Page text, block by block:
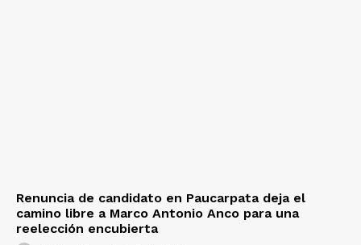
Renuncia de candidato en Paucarpata deja el
camino libre a Marco Antonio Anco para una
reelección encubierta